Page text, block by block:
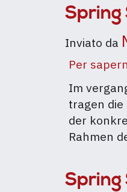
Spring
Inviato da
Per
Im
tragen
der
Rahmen
Spring